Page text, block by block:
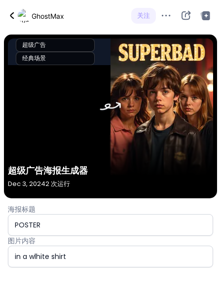
GhostMax 关注
超级广告
经典场景
超级广告海报生成器
Dec 3, 20242 次运行
海报标题
图片内容